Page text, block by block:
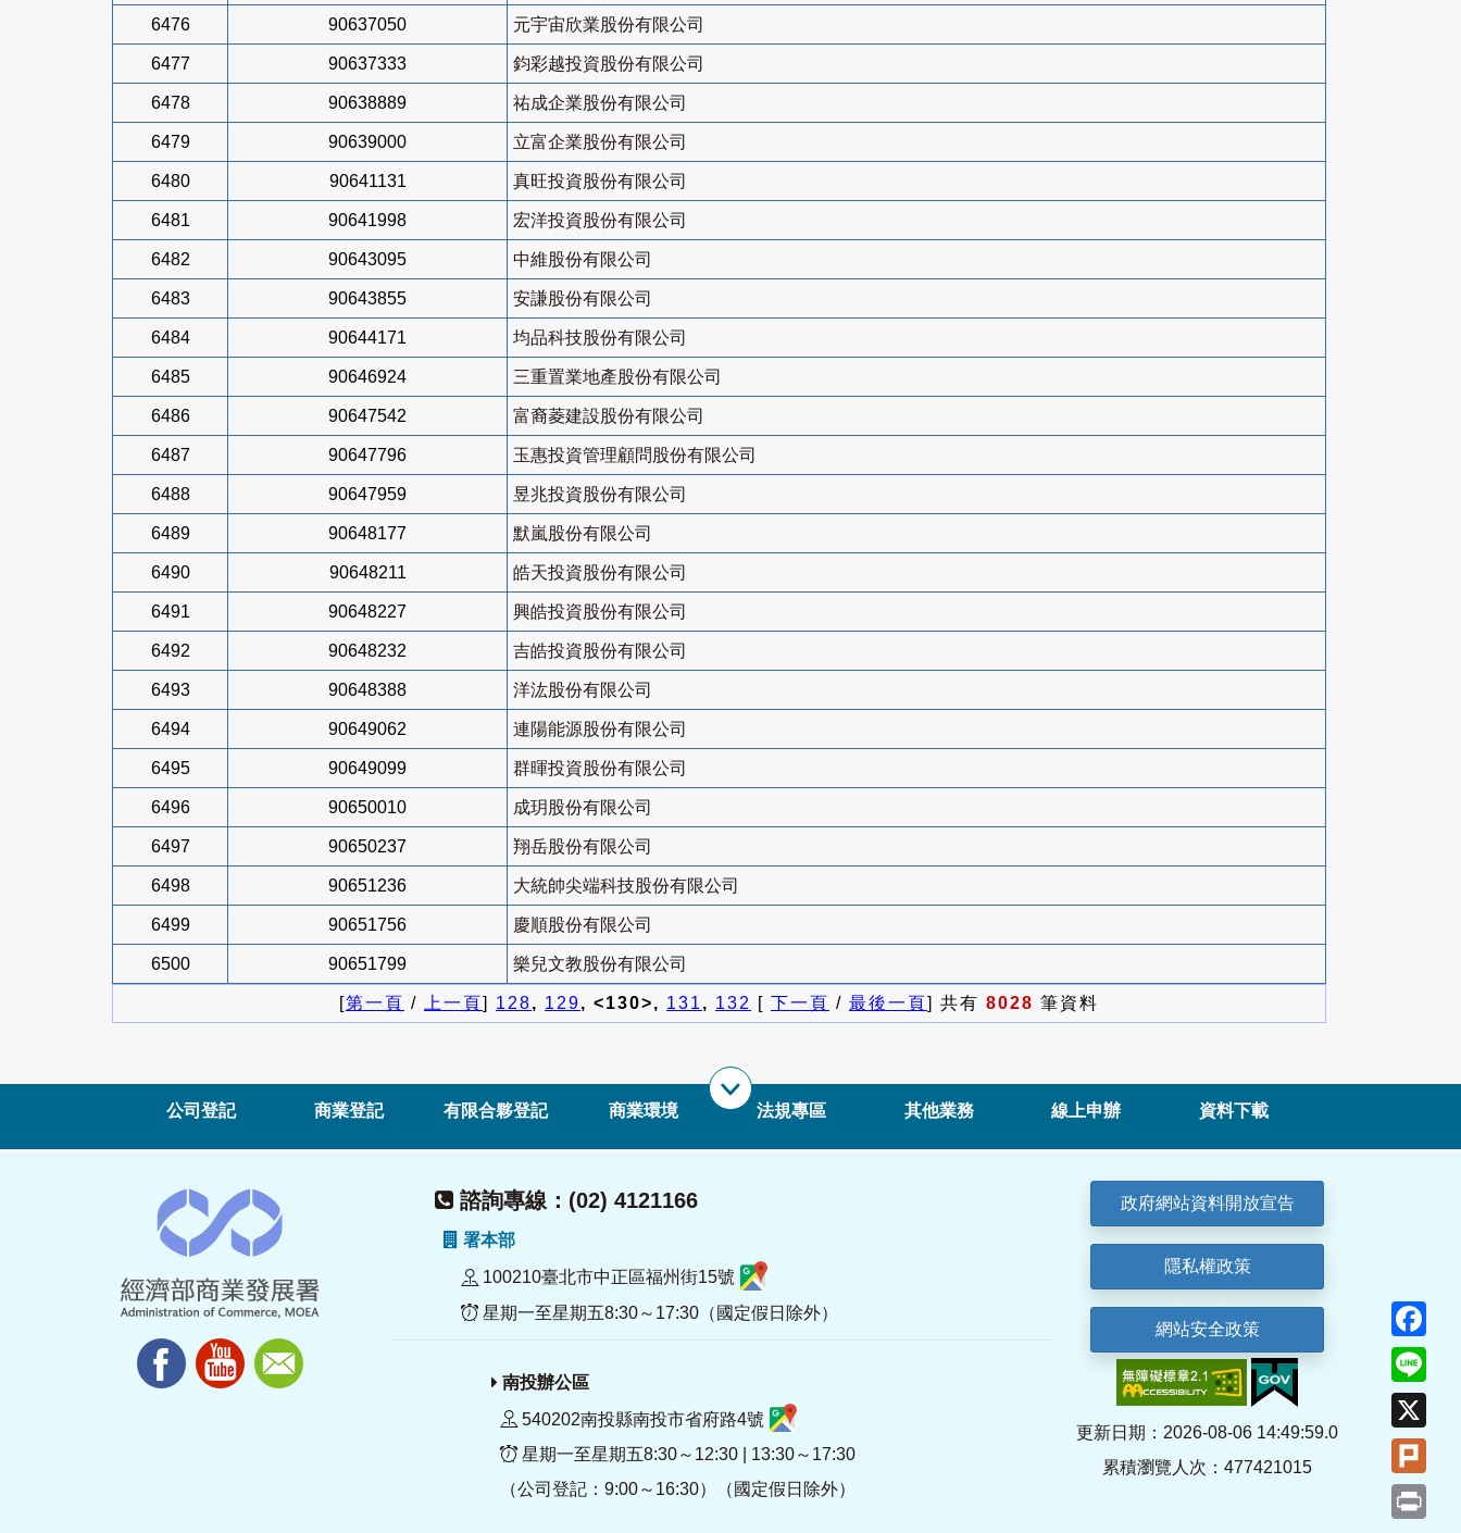
6476 90637050 元宇宙欣業股份有限公司
6477 90637333 鈞彩越投資股份有限公司
6478 90638889 祐成企業股份有限公司
6479 90639000 立富企業股份有限公司
6480 90641131 真旺投資股份有限公司
6481 90641998 宏洋投資股份有限公司
6482 90643095 中維股份有限公司
6483 90643855 安謙股份有限公司
6484 90644171 均品科技股份有限公司
6485 90646924 三重置業地產股份有限公司
6486 90647542 富裔菱建設股份有限公司
6487 90647796 玉惠投資管理顧問股份有限公司
6488 90647959 昱兆投資股份有限公司
6489 90648177 默嵐股份有限公司
6490 90648211 皓天投資股份有限公司
6491 90648227 興皓投資股份有限公司
6492 90648232 吉皓投資股份有限公司
6493 90648388 洋汯股份有限公司
6494 90649062 連陽能源股份有限公司
6495 90649099 群暉投資股份有限公司
6496 90650010 成玥股份有限公司
6497 90650237 翔岳股份有限公司
6498 90651236 大統帥尖端科技股份有限公司
6499 90651756 慶順股份有限公司
6500 90651799 樂兒文教股份有限公司
[第一頁 / 上一頁] 128, 129, <130>, 131, 132 [ 下一頁 / 最後一頁] 共有 8028 筆資料
公司登記 商業登記 有限合夥登記 商業環境 法規專區 其他業務 線上申辦 資料下載
諮詢專線：(02) 4121166
署本部
100210臺北市中正區福州街15號
星期一至星期五8:30～17:30（國定假日除外）
南投辦公區
540202南投縣南投市省府路4號
星期一至星期五8:30～12:30 | 13:30～17:30
（公司登記：9:00～16:30）（國定假日除外）
政府網站資料開放宣告
隱私權政策
網站安全政策
更新日期：2026-08-06 14:49:59.0
累積瀏覽人次：477421015